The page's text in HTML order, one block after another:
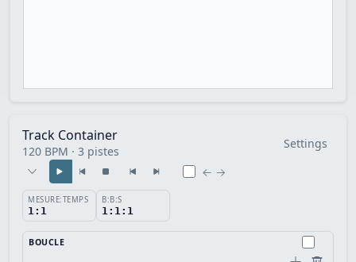
Track Container
120 BPM · 3 pistes
Settings
← →
MESURE:TEMPS
1:1
B:B:S
1:1:1
BOUCLE